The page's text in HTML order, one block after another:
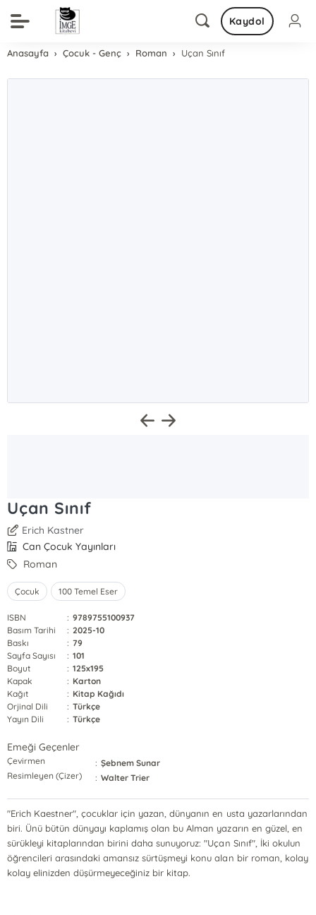
Kaydol
Anasayfa Çocuk - Genç Roman Uçan Sınıf
Uçan Sınıf
Erich Kastner
Can Çocuk Yayınları
Roman
Çocuk 100 Temel Eser
ISBN : 9789755100937
Basım Tarihi
: 2025-10
Baskı
: 79
Sayfa Sayısı
: 101
Boyut
: 125x195
Kapak
: Karton
Kağıt
: Kitap Kağıdı
Orjinal Dili
: Türkçe
Yayın Dili
: Türkçe
Emeği Geçenler
Çevirmen : Şebnem Sunar
Resimleyen (Çizer)
: Walter Trier
"Erich Kaestner", çocuklar için yazan, dünyanın en usta yazarlarından
biri. Ünü bütün dünyayı kaplamış olan bu Alman yazarın en güzel, en
sürükleyi kitaplarından birini daha sunuyoruz: "Uçan Sınıf", İki okulun
öğrencileri arasındaki amansız sürtüşmeyi konu alan bir roman, kolay
kolay elinizden düşürmeyeceğiniz bir kitap.